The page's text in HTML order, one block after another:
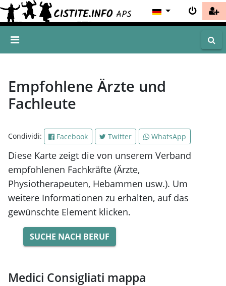
Empfohlene Ärzte und
Fachleute
Condividi: Facebook Twitter WhatsApp
Diese Karte zeigt die von unserem Verband
empfohlenen Fachkräfte (Ärzte,
Physiotherapeuten, Hebammen usw.). Um
weitere Informationen zu erhalten, auf das
gewünschte Element klicken.
SUCHE NACH BERUF
Medici Consigliati mappa